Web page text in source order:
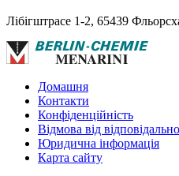
Лібігштрасе 1-2, 65439
Домашня
Контакти
Конфіденційність
Відмова від
Юридична інформація
Карта сайту